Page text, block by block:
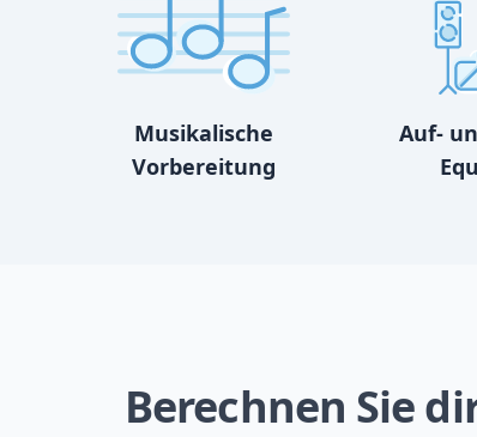
Musikalische
Vorbereitung
Auf-
Berechnen Sie